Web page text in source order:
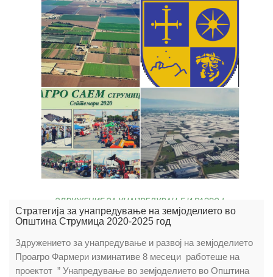
Стратегија за унапредување на земјоделието во
Општина Струмица 2020-2025 год
Здружението за унапредување и развој на земјоделието
Проагро Фармери изминативе 8 месеци работеше на
проектот ” Унапредување во земјоделието во Општина